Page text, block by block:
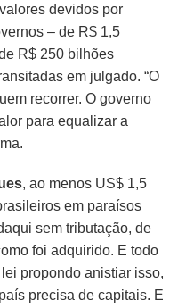
devidos por
– de R$ 1,5
R$ 250 bilhões
em julgado. “O
recorrer. O governo
para equalizar a
, ao menos US$ 1,5
em paraísos
sem tributação, de
foi adquirido. E todo
propondo anistiar isso,
precisa de capitais. E